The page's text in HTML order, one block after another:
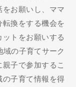
お願いし、ママ
換をする機会を
トをお願いする
の子育てサーク
子で参加するこ
の子育て情報を得